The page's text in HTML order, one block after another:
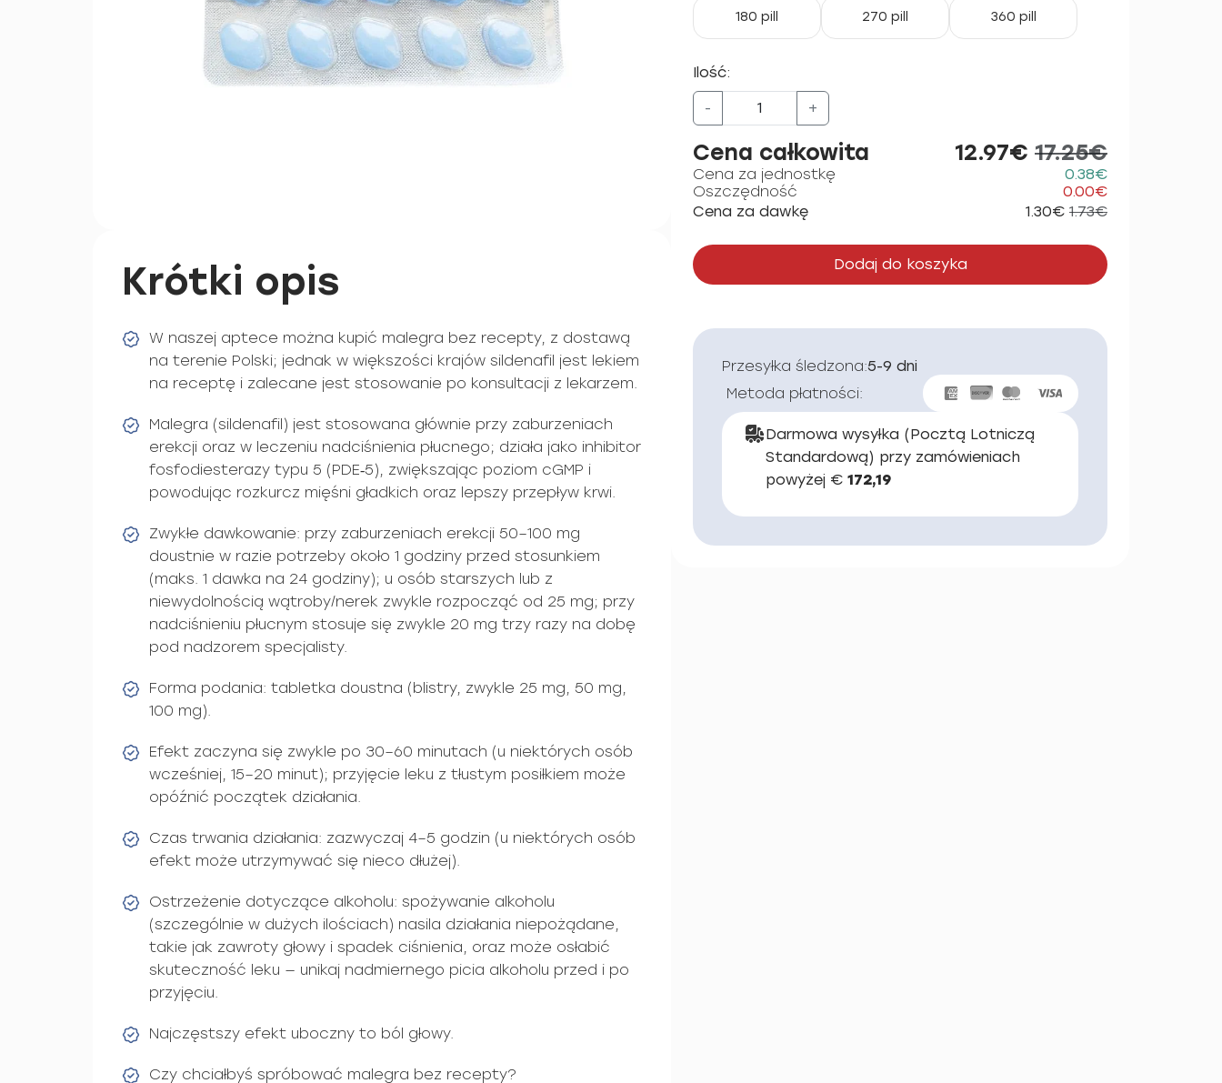
Krótki opis
W naszej aptece można kupić malegra bez recepty, z dostawą
na terenie Polski; jednak w większości krajów sildenafil jest lekiem
na receptę i zalecane jest stosowanie po konsultacji z lekarzem.
Malegra (sildenafil) jest stosowana głównie przy zaburzeniach
erekcji oraz w leczeniu nadciśnienia płucnego; działa jako inhibitor
fosfodiesterazy typu 5 (PDE‑5), zwiększając poziom cGMP i
powodując rozkurcz mięśni gładkich oraz lepszy przepływ krwi.
Zwykłe dawkowanie: przy zaburzeniach erekcji 50–100 mg
doustnie w razie potrzeby około 1 godziny przed stosunkiem
(maks. 1 dawka na 24 godziny); u osób starszych lub z
niewydolnością wątroby/nerek zwykle rozpocząć od 25 mg; przy
nadciśnieniu płucnym stosuje się zwykle 20 mg trzy razy na dobę
pod nadzorem specjalisty.
Forma podania: tabletka doustna (blistry, zwykle 25 mg, 50 mg,
100 mg).
Efekt zaczyna się zwykle po 30–60 minutach (u niektórych osób
wcześniej, 15–20 minut); przyjęcie leku z tłustym posiłkiem może
opóźnić początek działania.
Czas trwania działania: zazwyczaj 4–5 godzin (u niektórych osób
efekt może utrzymywać się nieco dłużej).
Ostrzeżenie dotyczące alkoholu: spożywanie alkoholu
(szczególnie w dużych ilościach) nasila działania niepożądane,
takie jak zawroty głowy i spadek ciśnienia, oraz może osłabić
skuteczność leku — unikaj nadmiernego picia alkoholu przed i po
przyjęciu.
Najczęstszy efekt uboczny to ból głowy.
Czy chciałbyś spróbować malegra bez recepty?
180 pill 270 pill 360 pill
Ilość:
- +
Cena całkowita 12.97€ 17.25€
Cena za jednostkę
0.38€
Oszczędność
0.00€
Cena za dawkę
1.30€ 1.73€
Dodaj do koszyka
Przesyłka śledzona:5-9 dni
Metoda płatności:
Darmowa wysyłka (Pocztą Lotniczą
Standardową) przy zamówieniach
powyżej € 172,19